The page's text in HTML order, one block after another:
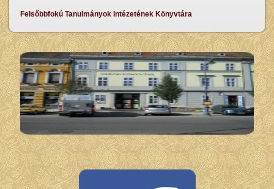
Felsőbbfokú Tanulmányok Intézetének Könyvtára